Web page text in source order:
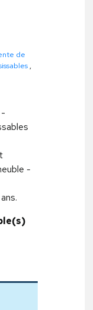
de
,
-